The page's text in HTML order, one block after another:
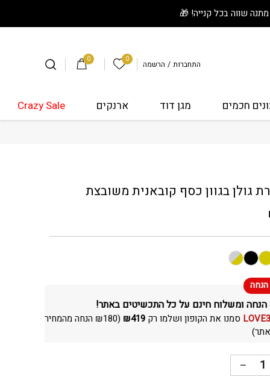
0 0 הרשימה שלי התחברות / הרשמה
חכמים מגן דוד ארנקים Crazy Sale
גולן בגוון כסף קובאנית משובצת
סמנו את הקופון ושלמו רק ₪419
(
₪180
הנחה מהמחיר